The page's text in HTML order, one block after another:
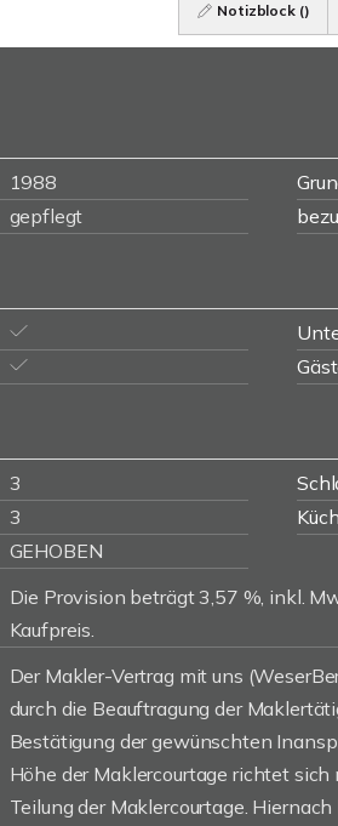
Notizblock ()
1988
gepflegt
3
3
GEHOBEN
Die Provision beträgt 3,57 %, inkl.
Kaufpreis.
Der Makler-Vertrag mit uns
durch die Beauftragung der
Bestätigung der gewünschten
Höhe der Maklercourtage richtet
Teilung der Maklercourtage.